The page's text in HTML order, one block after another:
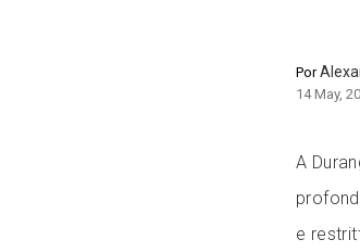
Por
14 May,
A
e